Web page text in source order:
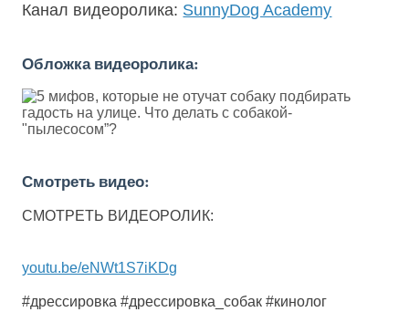
Канал видеоролика: SunnyDog Academy
Обложка видеоролика:
Смотреть видео:
СМОТРЕТЬ ВИДЕОРОЛИК:
youtu.be/eNWt1S7iKDg
#дрессировка #дрессировка_собак #кинолог